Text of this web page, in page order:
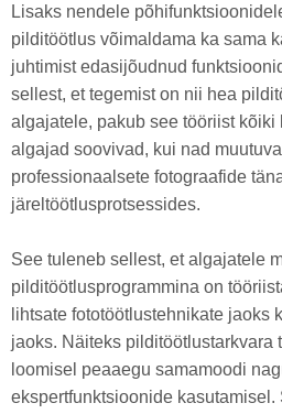
Lisaks nendele
pilditöötlus võimaldama ka sama
juhtimist edasijõudnud
sellest, et tegemist on nii hea
algajatele, pakub see tööriist kõiki
algajad soovivad, kui nad
professionaalsete fotograafide
järeltöötlusprotsessides.
See tuleneb sellest, et algajatele
pilditöötlusprogrammina on
lihtsate fototöötlustehnikate jaoks
jaoks. Näiteks pilditöötlustarkvara
loomisel peaaegu samamoodi
ekspertfunktsioonide kasutamisel.